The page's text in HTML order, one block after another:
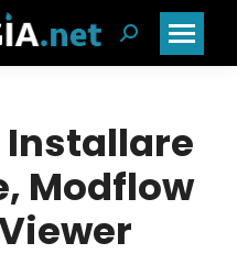
Cerca:
Installare
Modflow